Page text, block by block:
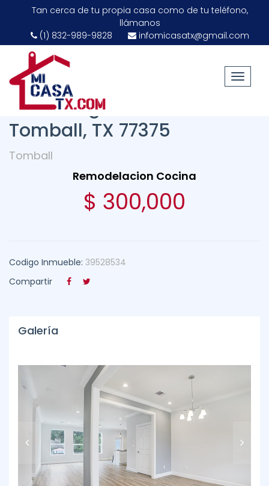
Tan cerca de tu propia casa como de tu teléfono,
llámanos
(1) 832-989-9828
infomicasatx@gmail.com
Toggle
22810 August Leaf Drive,
Tomball, TX 77375
Tomball
Remodelacion Cocina
$ 300,000
Codigo Inmueble: 39528534
Compartir
Galería